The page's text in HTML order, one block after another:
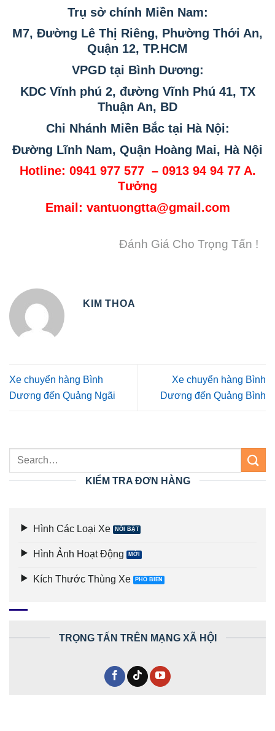
Trụ sở chính Miền Nam:
M7, Đường Lê Thị Riêng, Phường Thới An,
Quận 12, TP.HCM
VPGD tại Bình Dương:
KDC Vĩnh phú 2, đường Vĩnh Phú 41, TX
Thuận An, BD
Chi Nhánh Miền Bắc tại Hà Nội:
Đường Lĩnh Nam, Quận Hoàng Mai, Hà Nội
Hotline: 0941 977 577 – 0913 94 94 77 A.
Tưởng
Email: vantuongtta@gmail.com
Đánh Giá Cho Trọng Tấn !
KIM THOA
Xe chuyển hàng Bình
Dương đến Quảng Ngãi
Xe chuyển hàng Bình
Dương đến Quảng Bình
KIỂM TRA ĐƠN HÀNG
Hình Các Loại Xe
Hình Ảnh Hoạt Động
Kích Thước Thùng Xe
TRỌNG TẤN TRÊN MẠNG XÃ HỘI